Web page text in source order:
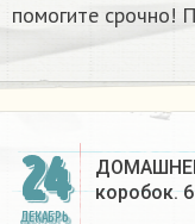
помогите срочно!
24
ДЕКАБРЬ
коробок.